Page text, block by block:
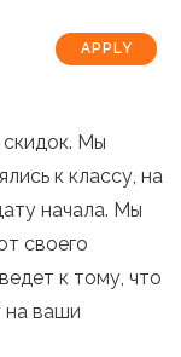
APPLY
скидок. Мы
к классу, на
начала. Мы
своего
к тому, что
на ваши